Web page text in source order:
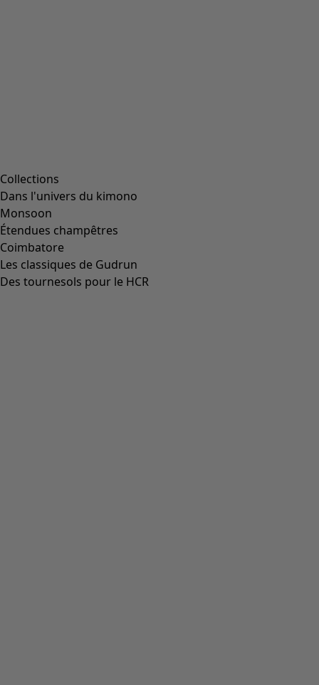
Collections
Dans l'univers du kimono
Monsoon
Étendues champêtres
Coimbatore
Les classiques de Gudrun
Des tournesols pour le HCR